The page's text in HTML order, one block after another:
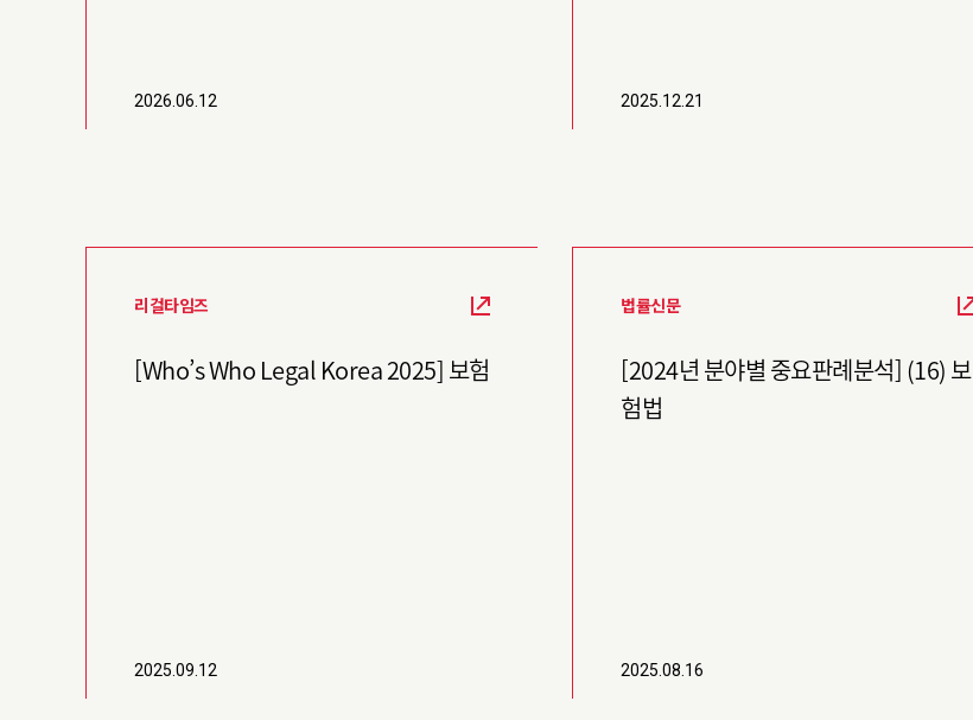
2026.06.12 2025.12.21
리걸타임즈
[Who’s Who Legal Korea 2025] 보험
2025.09.12
법률신문
[2024년 분야별 중요판례분석] (16) 보
험법
2025.08.16